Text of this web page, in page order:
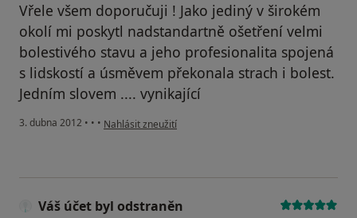
Vřele všem doporučuji ! Jako jediný v širokém
okolí mi poskytl nadstandartně ošetření velmi
bolestivého stavu a jeho profesionalita spojená
s lidskostí a úsměvem překonala strach i bolest.
Jedním slovem .... vynikající
3. dubna 2012 • • • podle názoru uživatele Váš účet byl odstraněn
Nahlásit zneužití
Váš účet byl odstraněn